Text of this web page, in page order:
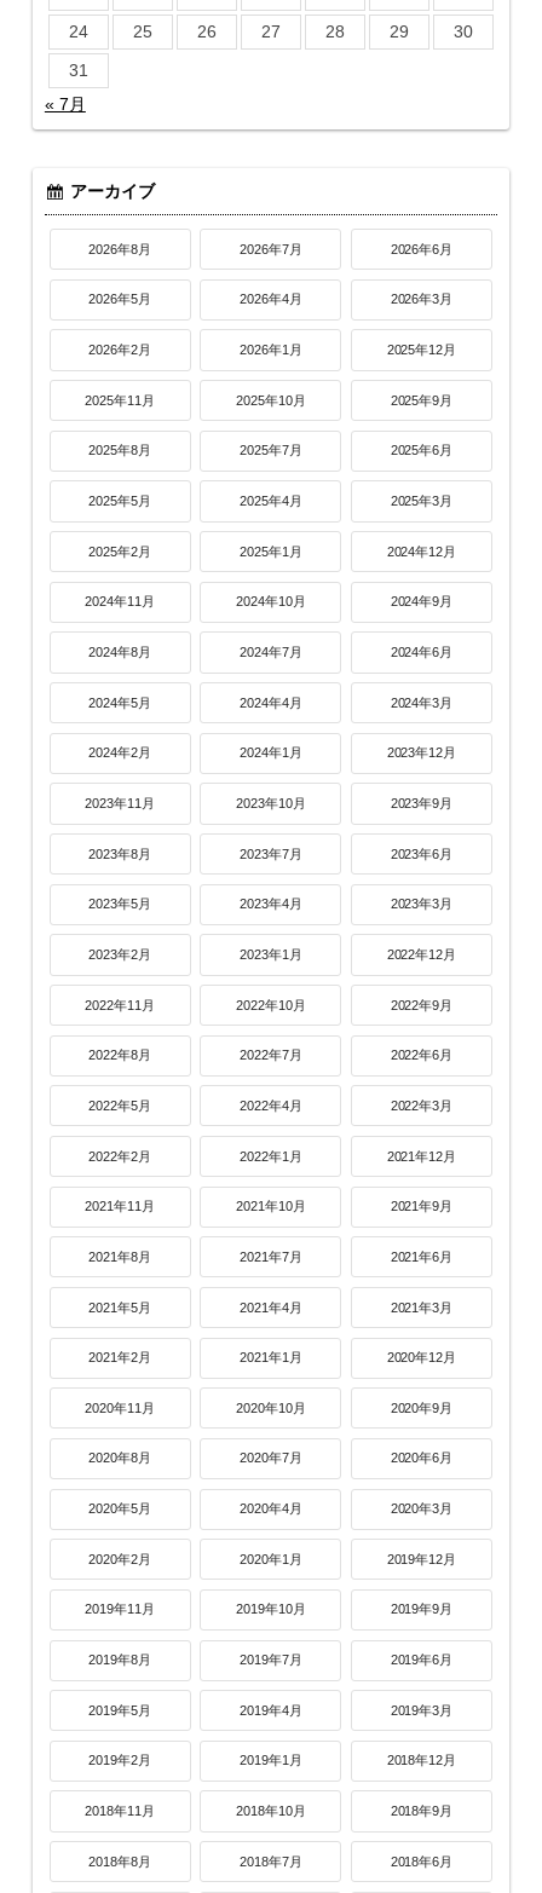
24
25 26 27 28 29
30
31
« 7月
アーカイブ
2026年8月 2026年7月 2026年6月
2026年5月 2026年4月 2026年3月
2026年2月 2026年1月 2025年12月
2025年11月 2025年10月 2025年9月
2025年8月 2025年7月 2025年6月
2025年5月 2025年4月 2025年3月
2025年2月 2025年1月 2024年12月
2024年11月 2024年10月 2024年9月
2024年8月 2024年7月 2024年6月
2024年5月 2024年4月 2024年3月
2024年2月 2024年1月 2023年12月
2023年11月 2023年10月 2023年9月
2023年8月 2023年7月 2023年6月
2023年5月 2023年4月 2023年3月
2023年2月 2023年1月 2022年12月
2022年11月 2022年10月 2022年9月
2022年8月 2022年7月 2022年6月
2022年5月 2022年4月 2022年3月
2022年2月 2022年1月 2021年12月
2021年11月 2021年10月 2021年9月
2021年8月 2021年7月 2021年6月
2021年5月 2021年4月 2021年3月
2021年2月 2021年1月 2020年12月
2020年11月 2020年10月 2020年9月
2020年8月 2020年7月 2020年6月
2020年5月 2020年4月 2020年3月
2020年2月 2020年1月 2019年12月
2019年11月 2019年10月 2019年9月
2019年8月 2019年7月 2019年6月
2019年5月 2019年4月 2019年3月
2019年2月 2019年1月 2018年12月
2018年11月 2018年10月 2018年9月
2018年8月 2018年7月 2018年6月